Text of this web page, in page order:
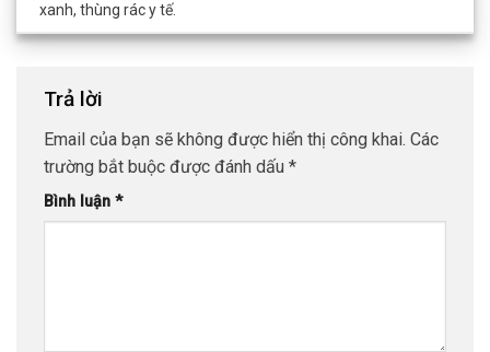
xanh, thùng rác y tế.
Trả lời
Email của bạn sẽ không được hiển thị công khai. Các
trường bắt buộc được đánh dấu *
Bình luận *